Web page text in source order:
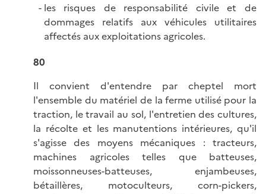
les risques de responsabilité civile et de
dommages relatifs aux véhicules utilitaires
affectés aux exploitations agricoles.
80
Il convient d'entendre par cheptel mort
l'ensemble du matériel de la ferme utilisé pour la
traction, le travail au sol, l'entretien des cultures,
la récolte et les manutentions intérieures, qu'il
s'agisse des moyens mécaniques : tracteurs,
machines agricoles telles que batteuses,
moissonneuses-batteuses, enjambeuses,
bétaillères, motoculteurs, corn-pickers,